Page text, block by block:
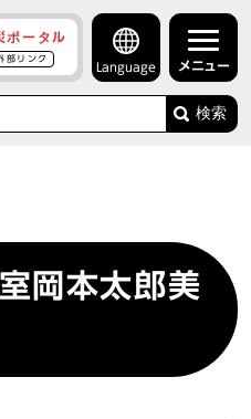
ポータル
部リンク
Language メニュー
検索
岡本太郎美